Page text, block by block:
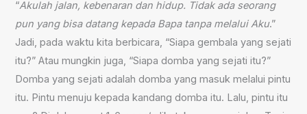
“Akulah jalan, kebenaran dan hidup. Tidak ada seorang
pun yang bisa datang kepada Bapa tanpa melalui Aku.”
Jadi, pada waktu kita berbicara, “Siapa gembala yang sejati
itu?” Atau mungkin juga, “Siapa domba yang sejati itu?”
Domba yang sejati adalah domba yang masuk melalui pintu
itu. Pintu menuju kepada kandang domba itu. Lalu, pintu itu